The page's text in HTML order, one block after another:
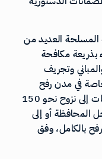
المسلحة العديد من
بذريعة مكافحة
وتجريف
في مدن رفح
والشيخ زويد والعريش. أدت هذه العمليات إلى نزوح نحو 150
المحافظة أو إلى
بالكامل، وفق